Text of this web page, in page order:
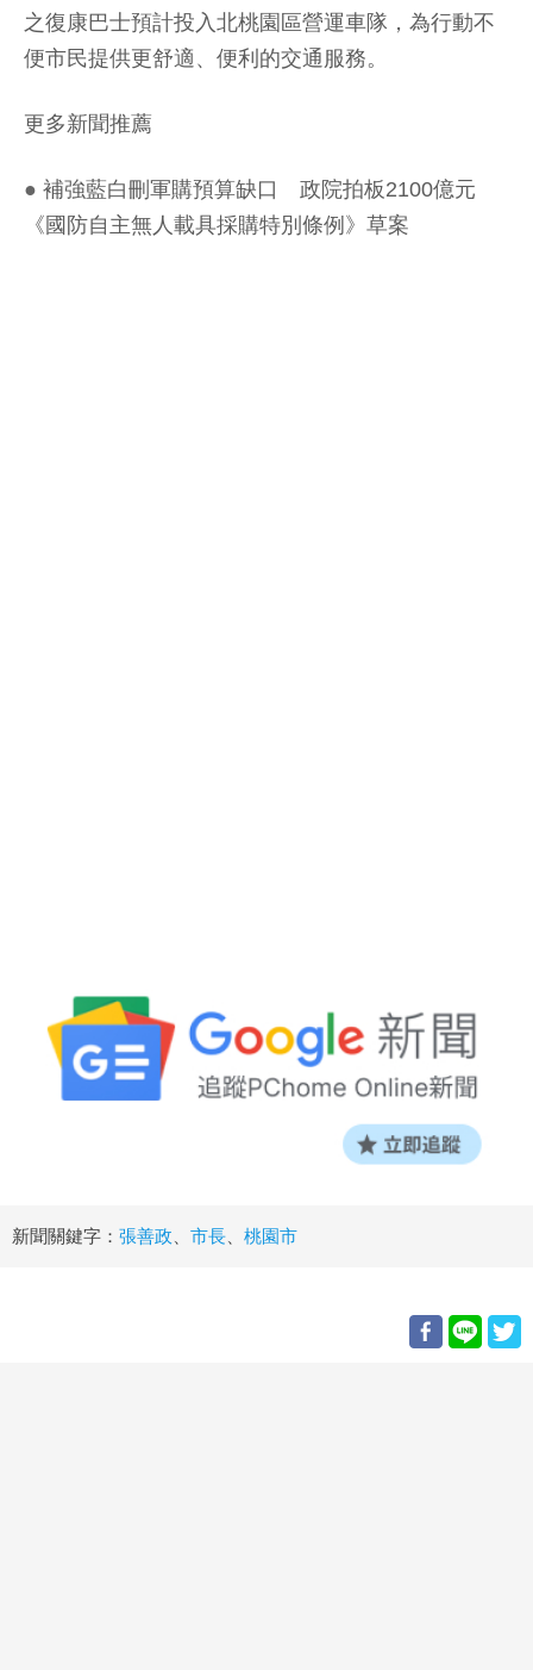
之復康巴士預計投入北桃園區營運車隊，為行動不
便市民提供更舒適、便利的交通服務。
更多新聞推薦
● 補強藍白刪軍購預算缺口 政院拍板2100億元
《國防自主無人載具採購特別條例》草案
新聞關鍵字： 張善政、 市長、 桃園市